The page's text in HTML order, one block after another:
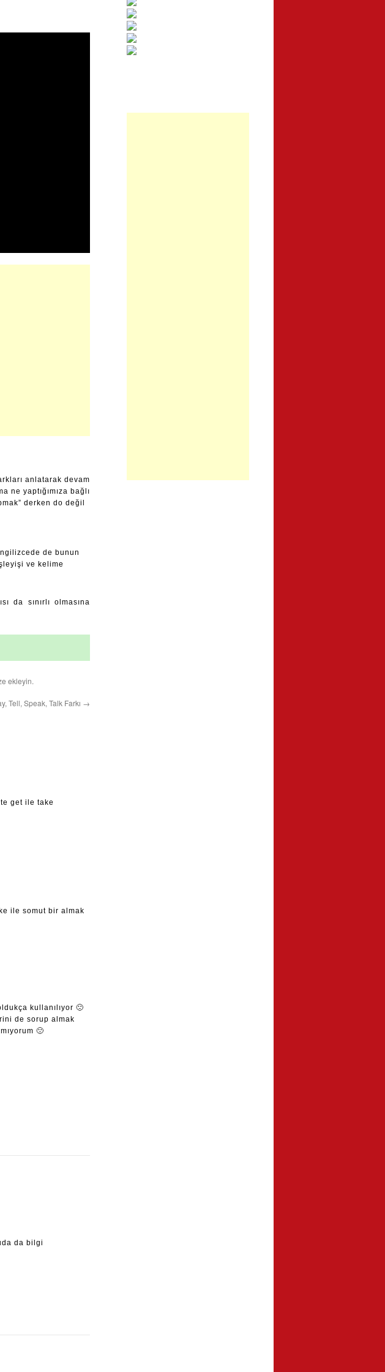
anlatarak devam
ne yaptığımıza bağlı
derken do değil
de bunun
ve kelime
da sınırlı olmasına
ekleyin.
Tell, Speak, Talk Farkı →
get ile take
ile somut bir almak
kullanılıyor 🙁
de sorup almak
🙁
da bilgi